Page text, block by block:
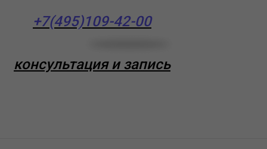
+7(495)109-42-00
консультация и запись